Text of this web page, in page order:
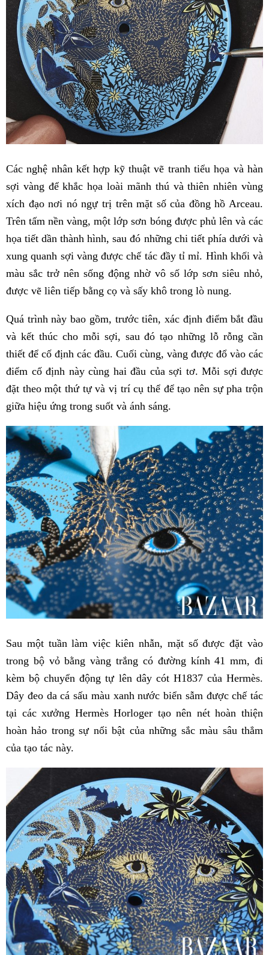
Các nghệ nhân kết hợp kỹ thuật vẽ tranh tiểu họa và hàn
sợi vàng để khắc họa loài mãnh thú và thiên nhiên vùng
xích đạo nơi nó ngự trị trên mặt số của đồng hồ Arceau.
Trên tấm nền vàng, một lớp sơn bóng được phủ lên và các
họa tiết dần thành hình, sau đó những chi tiết phía dưới và
xung quanh sợi vàng được chế tác đầy tỉ mỉ. Hình khối và
màu sắc trở nên sống động nhờ vô số lớp sơn siêu nhỏ,
được vẽ liên tiếp bằng cọ và sấy khô trong lò nung.
Quá trình này bao gồm, trước tiên, xác định điểm bắt đầu
và kết thúc cho mỗi sợi, sau đó tạo những lỗ rỗng cần
thiết để cố định các đầu. Cuối cùng, vàng được đổ vào các
điểm cố định này cùng hai đầu của sợi tơ. Mỗi sợi được
đặt theo một thứ tự và vị trí cụ thể để tạo nên sự pha trộn
giữa hiệu ứng trong suốt và ánh sáng.
Sau một tuần làm việc kiên nhẫn, mặt số được đặt vào
trong bộ vỏ bằng vàng trắng có đường kính 41 mm, đi
kèm bộ chuyển động tự lên dây cót H1837 của Hermès.
Dây đeo da cá sấu màu xanh nước biển sẫm được chế tác
tại các xưởng Hermès Horloger tạo nên nét hoàn thiện
hoàn hảo trong sự nổi bật của những sắc màu sâu thẳm
của tạo tác này.